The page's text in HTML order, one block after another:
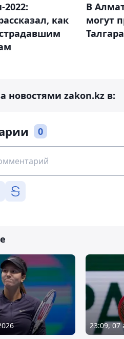
2022:
как
В
могут
Талгара
новостями zakon.kz в:
0
23:09, 07